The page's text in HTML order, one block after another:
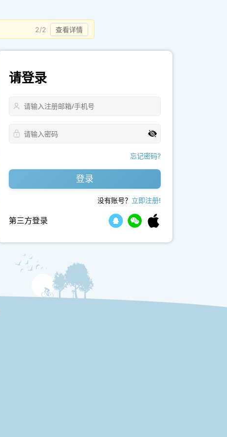
2/2 查看详情
请登录
忘记密码?
登录
没有账号？ 立即注册!
第三方登录